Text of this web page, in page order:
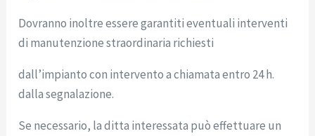
Dovranno inoltre essere garantiti eventuali interventi
di manutenzione straordinaria richiesti
dall’impianto con intervento a chiamata entro 24 h.
dalla segnalazione.
Se necessario, la ditta interessata può effettuare un